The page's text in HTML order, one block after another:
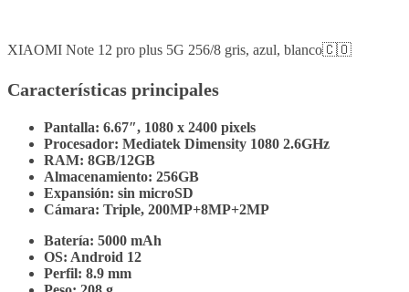
XIAOMI Note 12 pro plus 5G 256/8 gris, azul, blanco🇨🇴
Características principales
Pantalla: 6.67″, 1080 x 2400 pixels
Procesador: Mediatek Dimensity 1080 2.6GHz
RAM: 8GB/12GB
Almacenamiento: 256GB
Expansión: sin microSD
Cámara: Triple, 200MP+8MP+2MP
Batería: 5000 mAh
OS: Android 12
Perfil: 8.9 mm